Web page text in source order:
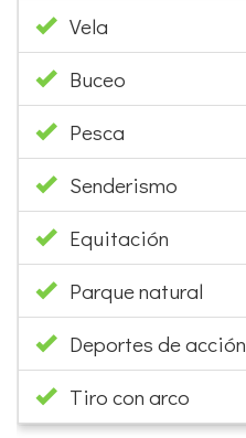
Vela
Buceo
Pesca
Senderismo
Equitación
Parque natural
Deportes de acción
Tiro con arco